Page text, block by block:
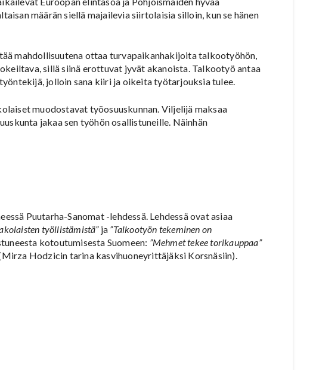
määrän siellä majailevia siirtolaisia silloin, kun se hänen
mahdollisuutena ottaa turvapaikanhakijoita talkootyöhön,
sillä siinä erottuvat jyvät akanoista. Talkootyö antaa
jolloin sana kiiri ja oikeita työtarjouksia tulee.
muodostavat työosuuskunnan. Viljelijä maksaa
jakaa sen työhön osallistuneille. Näinhän
Puutarha-Sanomat -lehdessä. Lehdessä ovat asiaa
työllistämistä”ja ”Talkootyön tekeminen on
kotoutumisesta Suomeen: ”Mehmet tekee torikauppaa”
Hodzicin tarina kasvihuoneyrittäjäksi Korsnäsiin).